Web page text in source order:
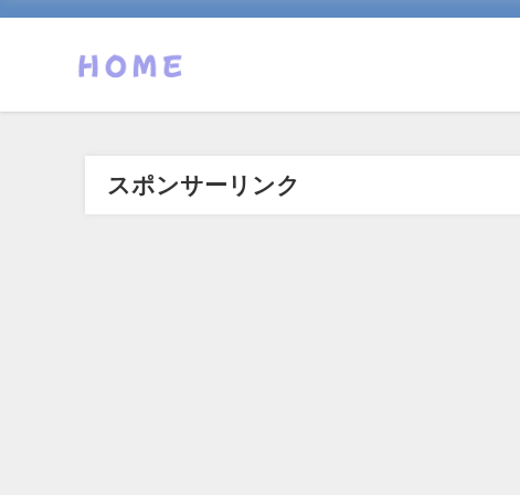
スポンサーリンク